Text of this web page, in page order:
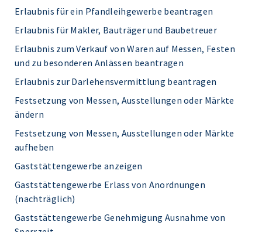
Erlaubnis für ein Pfandleihgewerbe beantragen
Erlaubnis für Makler, Bauträger und Baubetreuer
Erlaubnis zum Verkauf von Waren auf Messen, Festen
und zu besonderen Anlässen beantragen
Erlaubnis zur Darlehensvermittlung beantragen
Festsetzung von Messen, Ausstellungen oder Märkte
ändern
Festsetzung von Messen, Ausstellungen oder Märkte
aufheben
Gaststättengewerbe anzeigen
Gaststättengewerbe Erlass von Anordnungen
(nachträglich)
Gaststättengewerbe Genehmigung Ausnahme von